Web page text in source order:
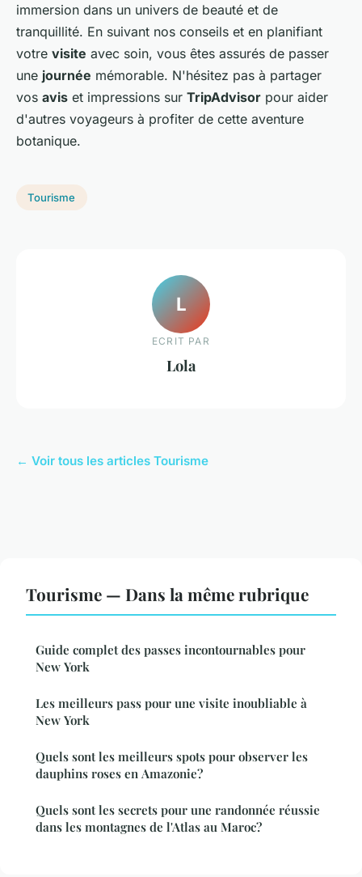
immersion dans un univers de beauté et de
tranquillité. En suivant nos conseils et en planifiant
votre visite avec soin, vous êtes assurés de passer
une journée mémorable. N'hésitez pas à partager
vos avis et impressions sur TripAdvisor pour aider
d'autres voyageurs à profiter de cette aventure
botanique.
Tourisme
L
ECRIT PAR
Lola
← Voir tous les articles Tourisme
Tourisme — Dans la même rubrique
Guide complet des passes incontournables pour
New York
Les meilleurs pass pour une visite inoubliable à
New York
Quels sont les meilleurs spots pour observer les
dauphins roses en Amazonie?
Quels sont les secrets pour une randonnée réussie
dans les montagnes de l'Atlas au Maroc?